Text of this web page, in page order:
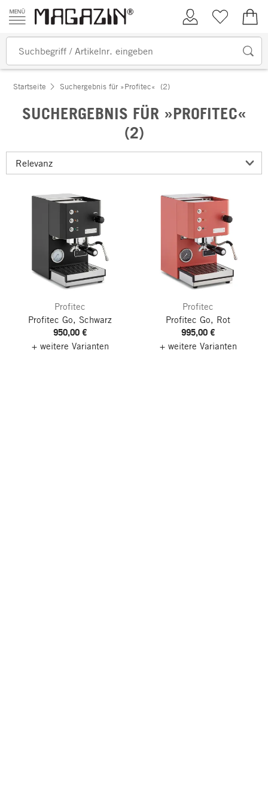
Zum Inhalt springen
Kundenkonto
Merkliste
Startseite Suchergebnis für »Profitec« (2)
SUCHERGEBNIS FÜR »PROFITEC«
(2)
Profitec
Profitec Go, Schwarz
950,00 €
+ weitere Varianten
Profitec
Profitec Go, Rot
995,00 €
+ weitere Varianten